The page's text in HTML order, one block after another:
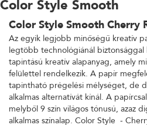
Color Style Smooth
Color Style Smooth Cherry
Az egyik legjobb minőségű kreatív
legtöbb technológiánál biztonsággal
tapintású kreatív alapanyag, amely
felülettel rendelkezik. A papír
tapintható prégelési mélységet, de
alkalmas alternatívát kínál. A
melyből 9 szín világos tónusú, azaz